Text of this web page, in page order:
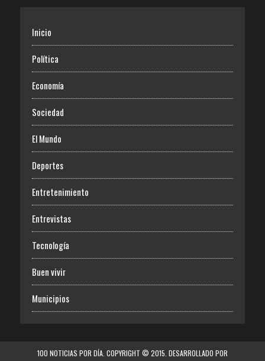
Inicio
Política
Economía
Sociedad
El Mundo
Deportes
Entretenimiento
Entrevistas
Tecnología
Buen vivir
Municipios
100 NOTICIAS POR DÍA. COPYRIGHT © 2015. DESARROLLADO POR